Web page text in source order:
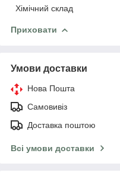
Хімічний склад
Приховати
Умови доставки
Нова Пошта
Самовивіз
Доставка поштою
Всі умови доставки